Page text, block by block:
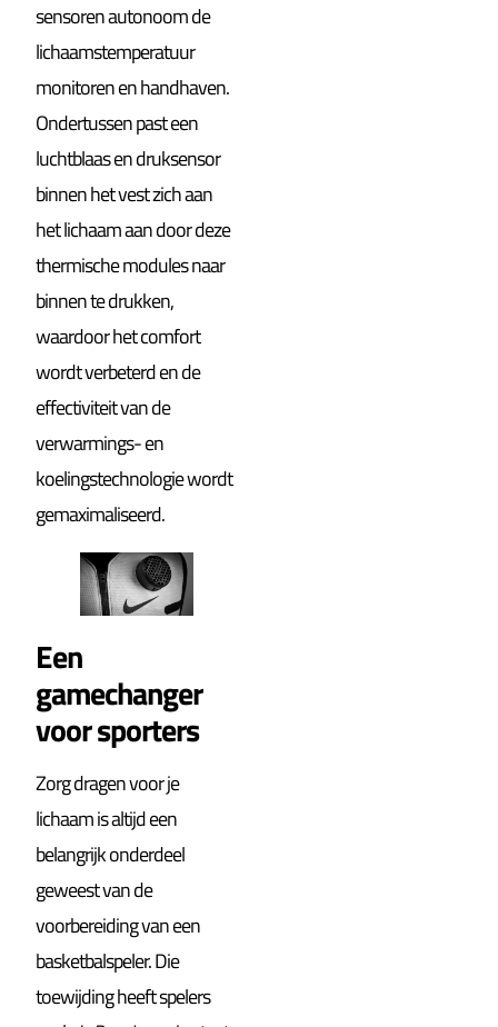
sensoren autonoom de
lichaamstemperatuur
monitoren en handhaven.
Ondertussen past een
luchtblaas en druksensor
binnen het vest zich aan
het lichaam aan door deze
thermische modules naar
binnen te drukken,
waardoor het comfort
wordt verbeterd en de
effectiviteit van de
verwarmings- en
koelingstechnologie wordt
gemaximaliseerd.
Een
gamechanger
voor sporters
Zorg dragen voor je
lichaam is altijd een
belangrijk onderdeel
geweest van de
voorbereiding van een
basketbalspeler. Die
toewijding heeft spelers